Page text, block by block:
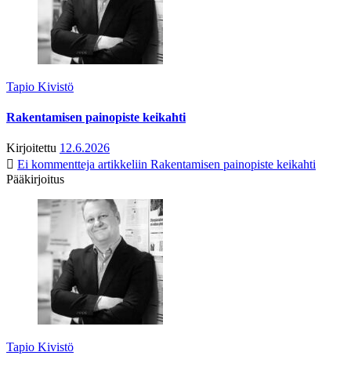
Tapio Kivistö
Rakentamisen painopiste keikahti
Kirjoitettu 12.6.2026
Ei kommentteja artikkeliin Rakentamisen painopiste keikahti
Pääkirjoitus
Tapio Kivistö